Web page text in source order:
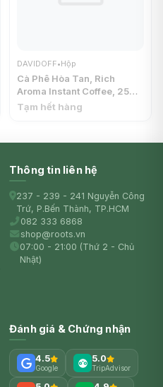
DAVIDOFF•Hộp
Cà Phê Hòa Tan, Rich
Aroma Instant Coffee, 25
Gói (45g) - DAVIDOFF
Tạm hết hàng
Thông tin liên hệ
237 - 239 - 241 Nguyễn Công
Trứ, P.Bến Thành, TP.HCM
082 333 6868
shop@roots.vn
07:00 - 21:00 (Thứ 2 - Chủ
Nhật)
Đánh giá & Chứng nhận
4.5
Google
5.0
TripAdvisor